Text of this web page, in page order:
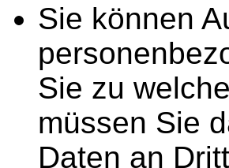
Sie können
Sie zu
müssen Sie
Daten an